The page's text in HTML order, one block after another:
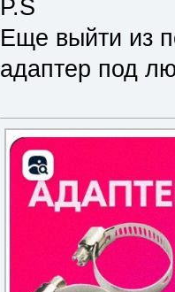
P.S
Еще выйти из
адаптер под